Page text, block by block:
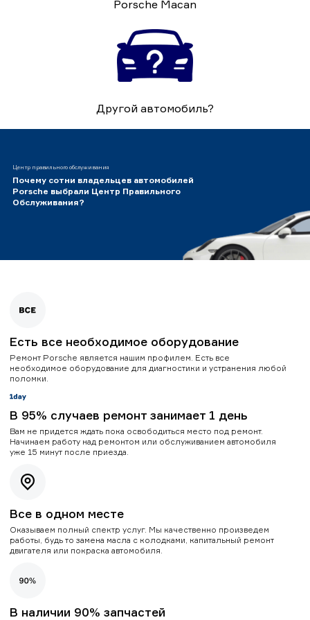
Porsche Macan
Другой автомобиль?
Центр правильного обслуживания
Почему сотни владельцев автомобилей
Porsche выбрали Центр Правильного
Обслуживания?
Есть все необходимое оборудование
Ремонт Porsche является нашим профилем. Есть все
необходимое оборудование для диагностики и устранения любой
поломки.
В 95% случаев ремонт занимает 1 день
Вам не придется ждать пока освободиться место под ремонт.
Начинаем работу над ремонтом или обслуживанием автомобиля
уже 15 минут после приезда.
Все в одном месте
Оказываем полный спектр услуг. Мы качественно произведем
работы, будь то замена масла с колодками, капитальный ремонт
двигателя или покраска автомобиля.
В наличии 90% запчастей